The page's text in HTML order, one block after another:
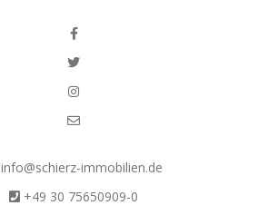
info@schierz-immobilien.de
+49 30 75650909-0